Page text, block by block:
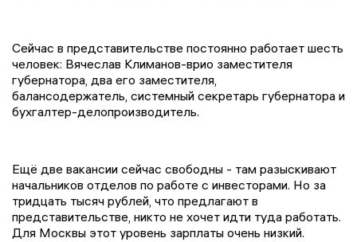
Сейчас в представительстве постоянно работает шесть
человек: Вячеслав Климанов-врио заместителя
губернатора, два его заместителя,
балансодержатель, системный секретарь губернатора и
бухгалтер-делопроизводитель.
Ещё две вакансии сейчас свободны - там разыскивают
начальников отделов по работе с инвесторами. Но за
тридцать тысяч рублей, что предлагают в
представительстве, никто не хочет идти туда работать.
Для Москвы этот уровень зарплаты очень низкий.